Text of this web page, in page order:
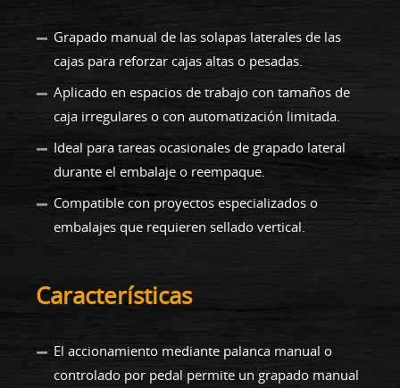
Grapado manual de las solapas laterales de las
cajas para reforzar cajas altas o pesadas.
Aplicado en espacios de trabajo con tamaños de
caja irregulares o con automatización limitada.
Ideal para tareas ocasionales de grapado lateral
durante el embalaje o reempaque.
Compatible con proyectos especializados o
embalajes que requieren sellado vertical.
Características
El accionamiento mediante palanca manual o
controlado por pedal permite un grapado manual